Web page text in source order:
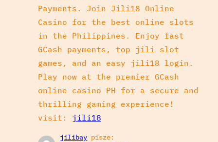
Payments. Join Jili18 Online
Casino for the best online slots
in the Philippines. Enjoy fast
GCash payments, top jili slot
games, and an easy jili18 login.
Play now at the premier GCash
online casino PH for a secure and
thrilling gaming experience!
visit: jili18
jilibay pisze: